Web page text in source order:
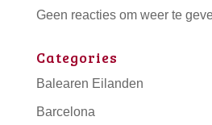
Geen reacties om weer te
Categories
Balearen Eilanden
Barcelona